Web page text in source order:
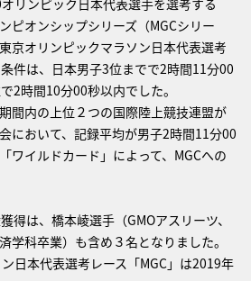
リンピック日本代表選手を選考する
ピオンシップシリーズ（MGCシリー
京オリンピックマラソン日本代表選考
件は、日本男子3位までで2時間11分00
2時間10分00秒以内でした。
間内の上位２つの国際陸上競技連盟が
において、記録平均が男子2時間11分00
ワイルドカード」によって、MGCへの
得は、橋本崚選手（GMOアスリーツ、
学科卒業）も含め３名となりました。
日本代表選考レース「MGC」は2019年